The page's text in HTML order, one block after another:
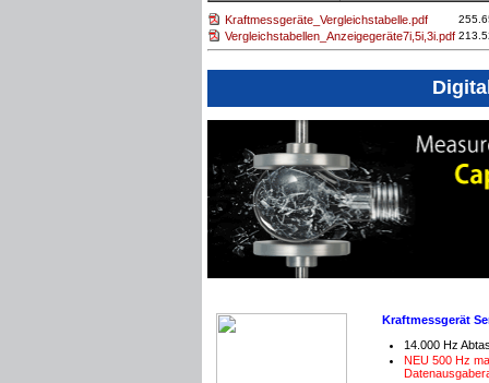
Kraftmessgeräte_Vergleichstabelle.pdf
Vergleichstabellen_Anzeigegeräte7i,5i,3i.pdf
Kraftmessgerät
14.000 Hz
NEU 500 Hz